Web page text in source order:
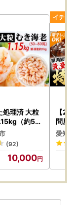
処理済 大粒
（約50
10
(92)
10,000
【
問屋
けす
デミ
098
愛知